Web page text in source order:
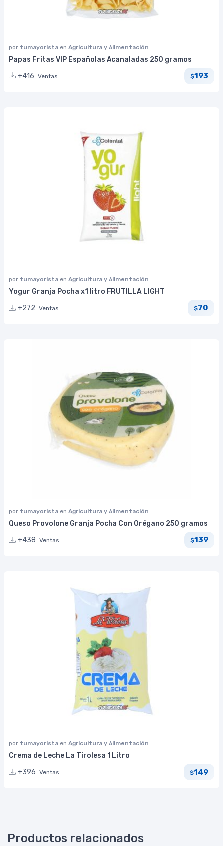
por tumayorista en Agricultura y Alimentación
Papas Fritas VIP Españolas Acanaladas 250 gramos
+416 Ventas $193
por tumayorista en Agricultura y Alimentación
Yogur Granja Pocha x1 litro FRUTILLA LIGHT
+272 Ventas $70
por tumayorista en Agricultura y Alimentación
Queso Provolone Granja Pocha Con Orégano 250 gramos
+438 Ventas $139
por tumayorista en Agricultura y Alimentación
Crema de Leche La Tirolesa 1 Litro
+396 Ventas $149
Productos relacionados